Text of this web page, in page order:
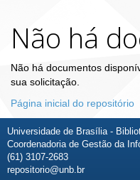
Não há
Não há documentos
sua solicitação.
Página inicial do repositório
Universidade de Brasília -
Coordenadoria de Gestão da
(61) 3107-2683
repositorio@unb.br